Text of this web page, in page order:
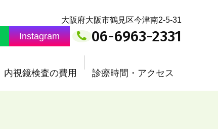
大阪府大阪市鶴見区今津南2-5-31
06-6963-2331
Instagram
内視鏡検査の費用 診療時間・アクセス